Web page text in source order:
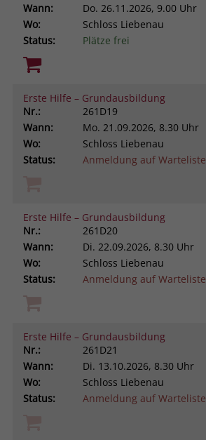
Wann:
Do. 26.11.2026, 9.00 Uhr
Wo:
Schloss Liebenau
Status:
Plätze frei
Erste Hilfe – Grundausbildung
Nr.:
261D19
Wann:
Mo. 21.09.2026, 8.30 Uhr
Wo:
Schloss Liebenau
Status:
Anmeldung auf Warteliste
Erste Hilfe – Grundausbildung
Nr.:
261D20
Wann:
Di. 22.09.2026, 8.30 Uhr
Wo:
Schloss Liebenau
Status:
Anmeldung auf Warteliste
Erste Hilfe – Grundausbildung
Nr.:
261D21
Wann:
Di. 13.10.2026, 8.30 Uhr
Wo:
Schloss Liebenau
Status:
Anmeldung auf Warteliste